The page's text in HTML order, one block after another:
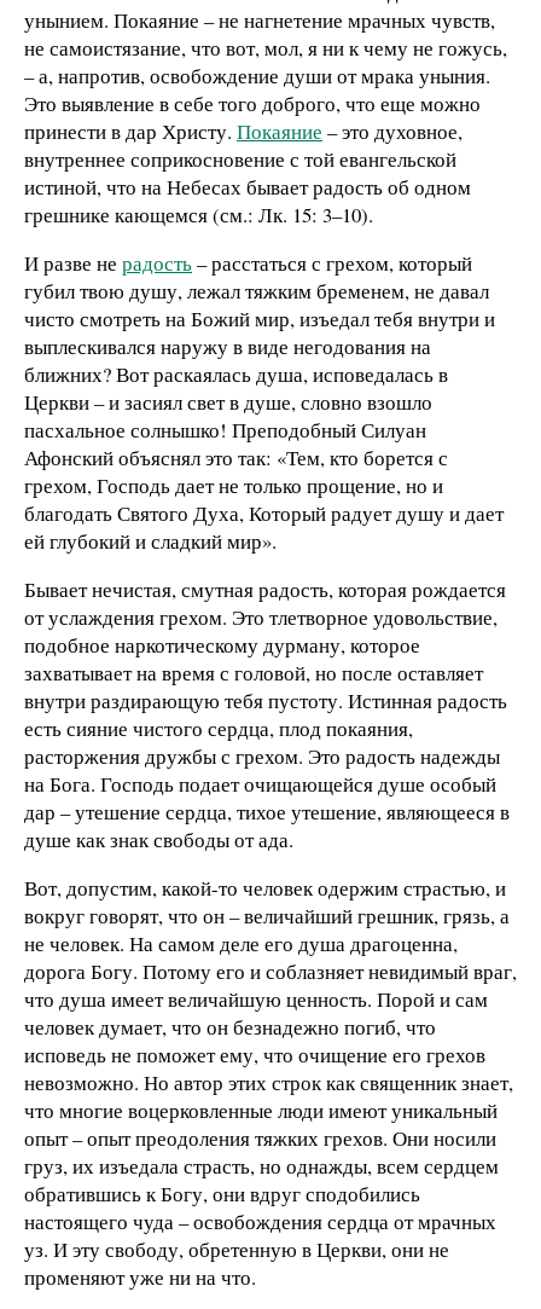
унынием. Покаяние – не нагнетение мрачных чувств,
не самоистязание, что вот, мол, я ни к чему не гожусь,
– а, напротив, освобождение души от мрака уныния.
Это выявление в себе того доброго, что еще можно
принести в дар Христу. Покаяние – это духовное,
внутреннее соприкосновение с той евангельской
истиной, что на Небесах бывает радость об одном
грешнике кающемся (см.: Лк. 15: 3–10).
И разве не радость– расстаться с грехом, который
губил твою душу, лежал тяжким бременем, не давал
чисто смотреть на Божий мир, изъедал тебя внутри и
выплескивался наружу в виде негодования на
ближних? Вот раскаялась душа, исповедалась в
Церкви – и засиял свет в душе, словно взошло
пасхальное солнышко! Преподобный Силуан
Афонский объяснял это так: «Тем, кто борется с
грехом, Господь дает не только прощение, но и
благодать Святого Духа, Который радует душу и дает
ей глубокий и сладкий мир».
Бывает нечистая, смутная радость, которая рождается
от услаждения грехом. Это тлетворное удовольствие,
подобное наркотическому дурману, которое
захватывает на время с головой, но после оставляет
внутри раздирающую тебя пустоту. Истинная радость
есть сияние чистого сердца, плод покаяния,
расторжения дружбы с грехом. Это радость надежды
на Бога. Господь подает очищающейся душе особый
дар – утешение сердца, тихое утешение, являющееся в
душе как знак свободы от ада.
Вот, допустим, какой-то человек одержим страстью, и
вокруг говорят, что он – величайший грешник, грязь, а
не человек. На самом деле его душа драгоценна,
дорога Богу. Потому его и соблазняет невидимый враг,
что душа имеет величайшую ценность. Порой и сам
человек думает, что он безнадежно погиб, что
исповедь не поможет ему, что очищение его грехов
невозможно. Но автор этих строк как священник знает,
что многие воцерковленные люди имеют уникальный
опыт – опыт преодоления тяжких грехов. Они носили
груз, их изъедала страсть, но однажды, всем сердцем
обратившись к Богу, они вдруг сподобились
настоящего чуда – освобождения сердца от мрачных
уз. И эту свободу, обретенную в Церкви, они не
променяют уже ни на что.